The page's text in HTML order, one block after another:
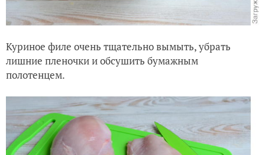
Куриное филе очень тщательно вымыть, убрать
лишние пленочки и обсушить бумажным
полотенцем.